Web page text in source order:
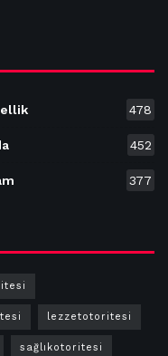
478
452
377
lezzetotoritesi
sağlıkotoritesi